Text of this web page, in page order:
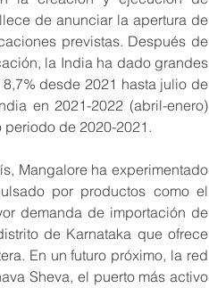
previstas. Después de
la India ha dado grandes
desde 2021 hasta julio de
en 2021-2022 (abril-enero)
periodo de 2020-2021.
Mangalore ha experimentado
por productos como el
demanda de importación de
de Karnataka que ofrece
Sheva, el puerto más activo